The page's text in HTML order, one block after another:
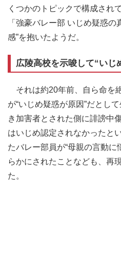
くつかのトピックで構成され
「強豪バレー部 いじめ疑惑
感”を抱いたようだ。
広陵高校を示唆して“いじ
それは約20年前、自ら命を
が“いじめ疑惑が原因”だとし
き加害者とされた側に誹謗中
はいじめ認定されなかったと
たバレー部員が“母親の言動に
らかにされたことなども、再
た。